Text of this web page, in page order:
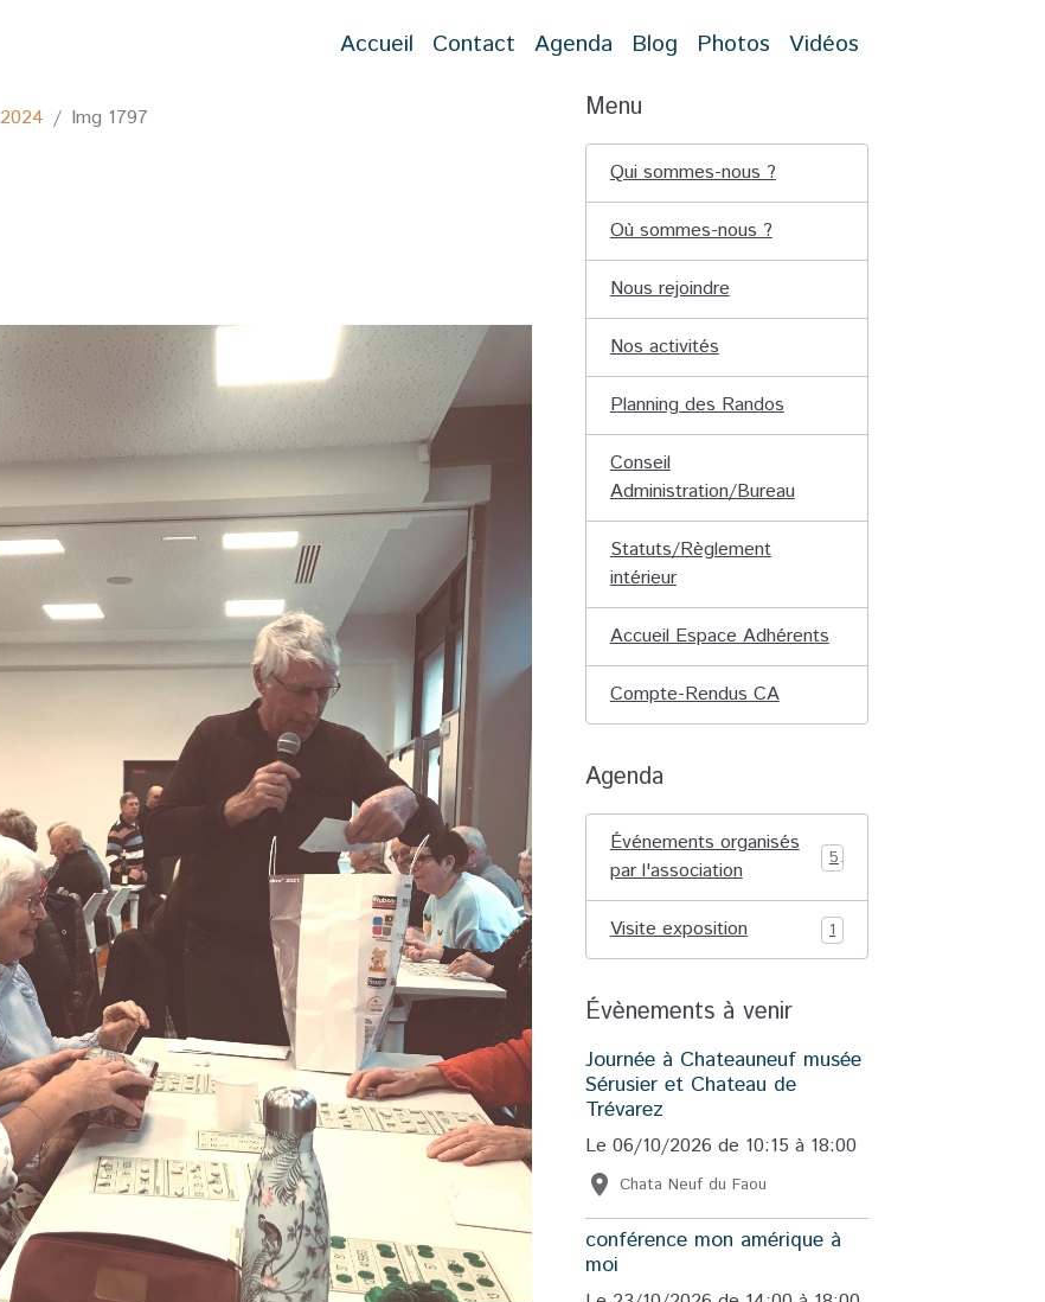
Accueil Contact Agenda Blog Photos Vidéos
Img 1797 Menu
Qui sommes-nous ?
Où sommes-nous ?
Nous rejoindre
Nos activités
Planning des Randos
Conseil
Administration/Bureau
Statuts/Règlement
intérieur
Accueil Espace Adhérents
Compte-Rendus CA
Agenda
Événements organisés
par l'association
5
Visite exposition 1
Évènements à venir
Journée à Chateauneuf musée
Sérusier et Chateau de
Trévarez
Le 06/10/2026 de 10:15 à 18:00
Chata Neuf du Faou
conférence mon amérique à
moi